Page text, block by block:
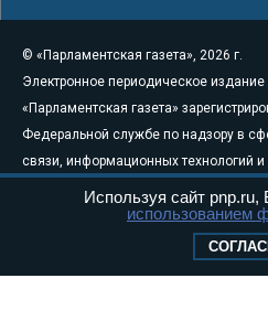
© «Парламентская газета», 2026 г.
Электронное периодическое издание
«Парламентская газета»
Федеральной службе по надзору в
связи, информационных технологий и
массовых коммуникаций
августа 2011 года. 18+
Свидетельство о регистрации Эл №
Используя сайт pnp.ru,
использованием